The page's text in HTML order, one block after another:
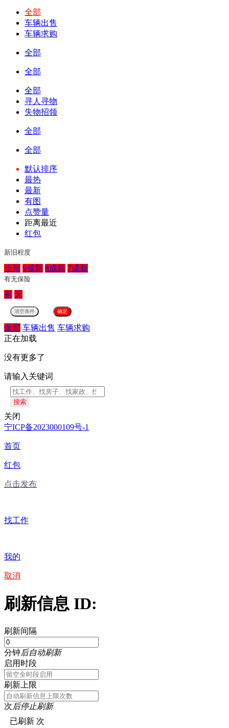
全部
车辆出售
车辆求购
全部
全部
全部
寻人寻物
失物招领
全部
全部
默认排序
最热
最新
有图
点赞量
距离最近
红包
新旧程度
全新 9成新 8成新 7成新
有无保险
有 无
全部 车辆出售 车辆求购
正在加载
没有更多了
请输入关键词
搜索
关闭
宁ICP备2023000109号-1
首页
红包
点击发布
找工作
我的
取消
刷新信息 ID:
刷新间隔
分钟后自动刷新
启用时段
刷新上限
次后停止刷新
已刷新 次